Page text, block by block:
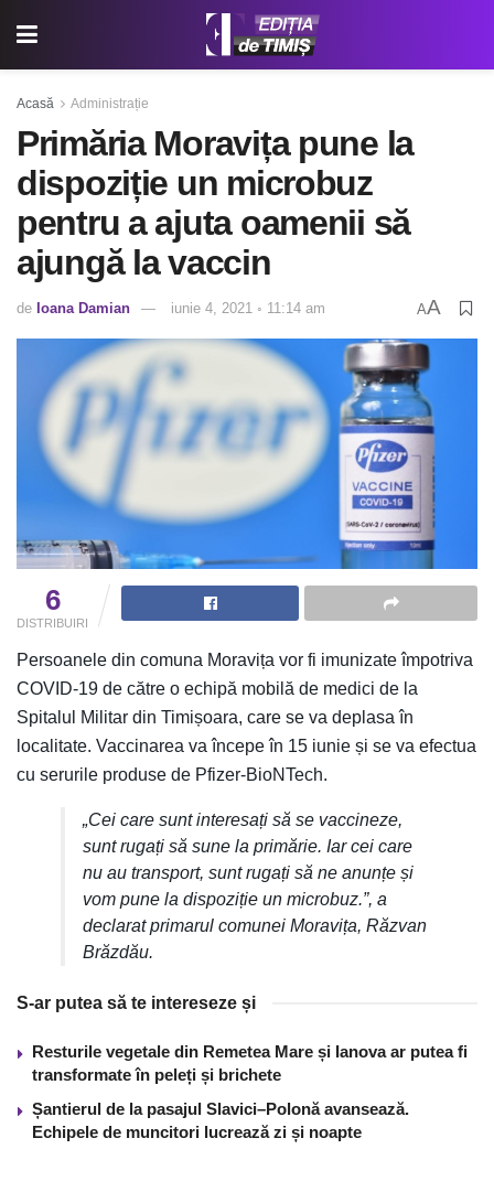
Acasă Administrație
Primăria Moravița pune la
dispoziție un microbuz
pentru a ajuta oamenii să
ajungă la vaccin
de Ioana Damian iunie 4, 2021 ◦ 11:14 am AA
6
DISTRIBUIRI
Persoanele din comuna Moravița vor fi imunizate împotriva
COVID-19 de către o echipă mobilă de medici de la
Spitalul Militar din Timișoara, care se va deplasa în
localitate. Vaccinarea va începe în 15 iunie și se va efectua
cu serurile produse de Pfizer-BioNTech.
„Cei care sunt interesați să se vaccineze,
sunt rugați să sune la primărie. Iar cei care
nu au transport, sunt rugați să ne anunțe și
vom pune la dispoziție un microbuz.”, a
declarat primarul comunei Moravița, Răzvan
Brăzdău.
S-ar putea să te intereseze și
Resturile vegetale din Remetea Mare și Ianova ar putea fi
transformate în peleți și brichete
Șantierul de la pasajul Slavici–Polonă avansează.
Echipele de muncitori lucrează zi și noapte